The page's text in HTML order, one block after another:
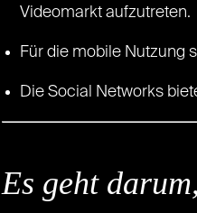
Videomarkt aufzutreten.
Für die mobile Nutzung
Die Social Networks
Es geht